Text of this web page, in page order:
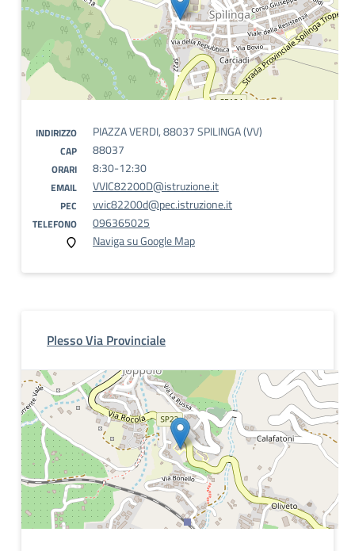
INDIRIZZO PIAZZA VERDI, 88037 SPILINGA (VV)
CAP 88037
ORARI 8:30-12:30
EMAIL VVIC82200D@istruzione.it
PEC vvic82200d@pec.istruzione.it
TELEFONO
096365025
Naviga su Google Map
Plesso Via Provinciale